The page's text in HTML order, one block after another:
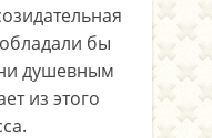
бы
душевным
из этого